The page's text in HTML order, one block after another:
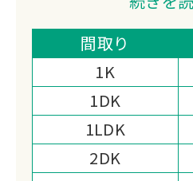
という想いを胸に、
ビスを大切に育んで
終活相談や遺品整理
ーム、日々の暮ら
ご依頼のひとつひと
生やご家族の想いが
だからこそ、私たち
間取り
1K
1DK
1LDK
2DK